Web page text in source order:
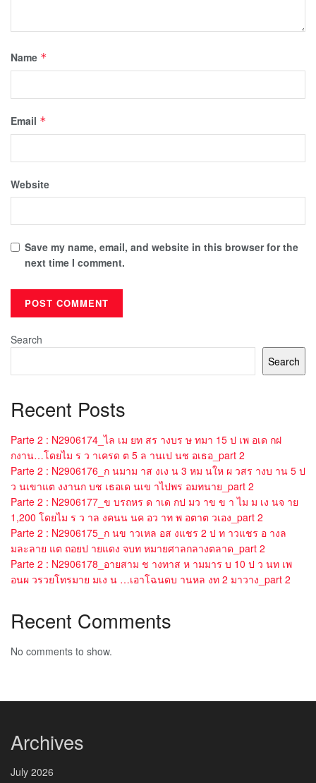
Name *
Email *
Website
Save my name, email, and website in this browser for the
next time I comment.
Search
Search
Recent Posts
Parte 2 : N2906174_ไล เม ยท สร างบร ษ ทมา 15 ป เพ อเด กฝ
กงาน…โดยไม ร ว าเครด ต 5 ล านเป นช อเธอ_part 2
Parte 2 : N2906176_ก นมาม าส งเง น 3 หม นให ผ วสร างบ าน 5 ป
ว นเขาแต งงานก บช เธอเด นเข าไปพร อมทนาย_part 2
Parte 2 : N2906177_ข บรถหร ด าเด กป มว าข ข า ไม ม เง นจ าย
1,200 โดยไม ร ว าล งคนน นค อว าท พ อตาต วเอง_part 2
Parte 2 : N2906175_ก นข าวเหล อส งแชร 2 ป ท าวแชร อ างล
มละลาย แต ถอยป ายแดง จบท หมายศาลกลางตลาด_part 2
Parte 2 : N2906178_อายสาม ช างทาส ห ามมาร บ 10 ป ว นท เพ
อนผ วรวยโทรมาย มเง น …เอาโฉนดบ านหล งท 2 มาวาง_part 2
Recent Comments
No comments to show.
Archives
July 2026